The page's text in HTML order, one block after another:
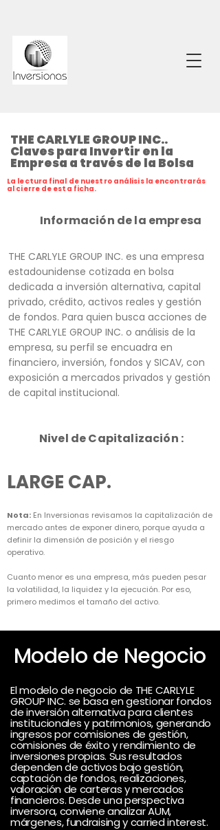
THE CARLYLE GROUP INC..
Claves para Invertir en la
Empresa a través de la Bolsa
La lectura final de nuestro análisis la encontrarás
al cierre de esta ficha.
Información de la empresa
THE CARLYLE GROUP INC. es una empresa
estadounidense cotizada en bolsa
dedicada a inversión alternativa, capital
privado, crédito, activos reales y gestión
de fondos. Para quien busca acciones de
THE CARLYLE GROUP INC. o análisis de la
empresa, su perfil se encuadra en
financiero, inversión, fondos y SICAV, con
exposición a mercados privados y gestión
de capital institucional.
Nivel de Capitalización :
LARGE CAP.
Nota: En Inversionas revisamos la capitalización de
mercado antes de exponer dinero, porque ayuda a
definir la dimensión de posición y el riesgo
operativo.
Cuanto menor es una empresa, más pueden pesar
la volatilidad, la liquidez y la ejecución. Por eso,
primero medimos el tamaño del activo.
Modelo de Negocio
El modelo de negocio de THE CARLYLE
GROUP INC. se basa en gestionar fondos
de inversión alternativa para clientes
institucionales y patrimonios, generando
ingresos por comisiones de gestión,
comisiones de éxito y rendimiento de
inversiones propias. Sus resultados
dependen de activos bajo gestión,
captación de fondos, realizaciones,
valoración de carteras y mercados
financieros. Desde una perspectiva
inversora, conviene analizar AUM,
márgenes, fundraising y carried interest.